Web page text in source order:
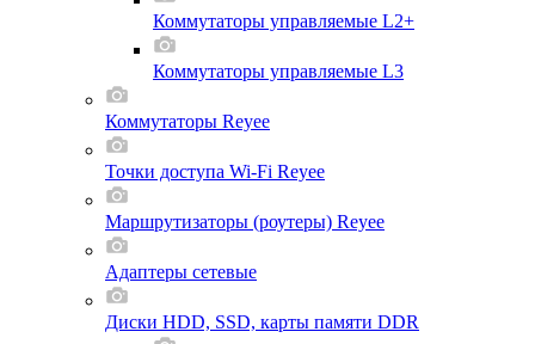
Коммутаторы управляемые L2+
Коммутаторы управляемые L3
Коммутаторы Reyee
Точки доступа Wi-Fi Reyee
Маршрутизаторы (роутеры) Reyee
Адаптеры сетевые
Диски HDD, SSD, карты памяти DDR